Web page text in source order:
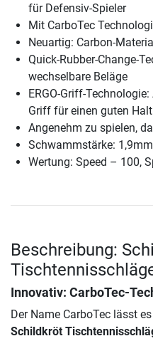
für Defensiv-Spieler
Mit CarboTec
Neuartig: Carbon-
Quick-Rubber-Change-
wechselbare Beläge
ERGO-Griff-
Griff für einen guten
Angenehm zu spielen,
Schwammstärke: 1,9mm
Wertung: Speed – 100,
Beschreibung:
Innovativ: CarboTec-
Der Name CarboTec lässt
Schildkröt